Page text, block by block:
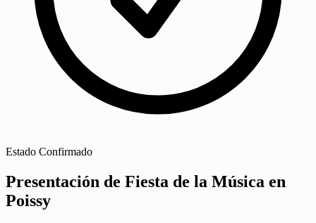
Estado Confirmado
Presentación de Fiesta de la Música en
Poissy